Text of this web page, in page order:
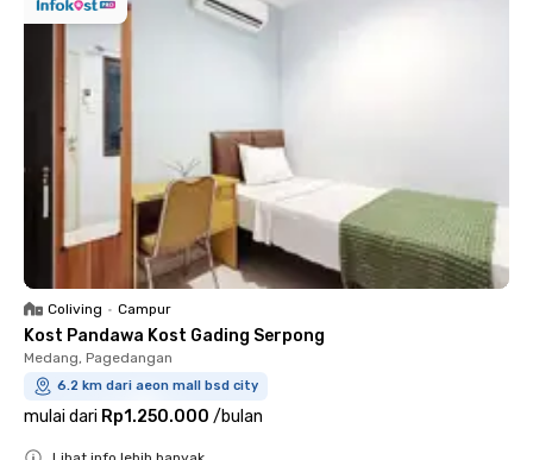
Coliving • Campur
Kost Pandawa Kost Gading Serpong
Medang, Pagedangan
6.2 km dari aeon mall bsd city
mulai dari Rp1.250.000 /bulan